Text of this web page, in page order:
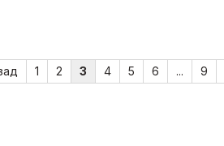
1 2 3 4 5 6 ... 9